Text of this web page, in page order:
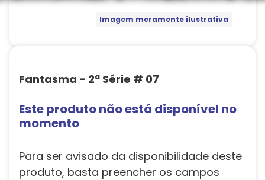
Imagem meramente ilustrativa
Fantasma - 2ª Série # 07
Este produto não está disponível no
momento
Para ser avisado da disponibilidade deste
produto, basta preencher os campos